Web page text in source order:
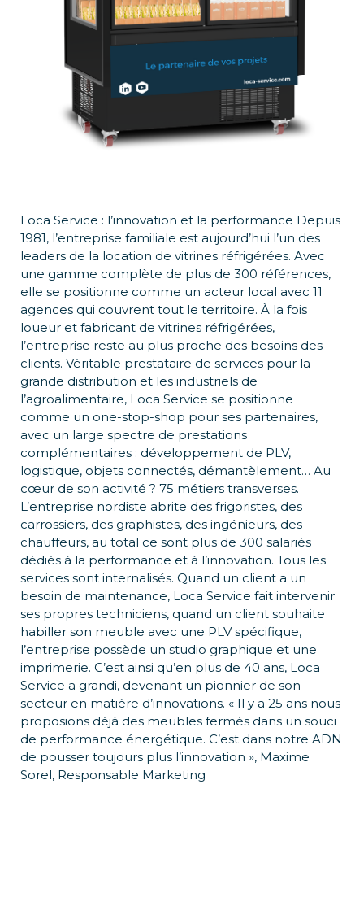
Loca Service : l’innovation et la performance Depuis
1981, l’entreprise familiale est aujourd’hui l’un des
leaders de la location de vitrines réfrigérées. Avec
une gamme complète de plus de 300 références,
elle se positionne comme un acteur local avec 11
agences qui couvrent tout le territoire. À la fois
loueur et fabricant de vitrines réfrigérées,
l’entreprise reste au plus proche des besoins des
clients. Véritable prestataire de services pour la
grande distribution et les industriels de
l’agroalimentaire, Loca Service se positionne
comme un one-stop-shop pour ses partenaires,
avec un large spectre de prestations
complémentaires : développement de PLV,
logistique, objets connectés, démantèlement… Au
cœur de son activité ? 75 métiers transverses.
L’entreprise nordiste abrite des frigoristes, des
carrossiers, des graphistes, des ingénieurs, des
chauffeurs, au total ce sont plus de 300 salariés
dédiés à la performance et à l’innovation. Tous les
services sont internalisés. Quand un client a un
besoin de maintenance, Loca Service fait intervenir
ses propres techniciens, quand un client souhaite
habiller son meuble avec une PLV spécifique,
l’entreprise possède un studio graphique et une
imprimerie. C’est ainsi qu’en plus de 40 ans, Loca
Service a grandi, devenant un pionnier de son
secteur en matière d’innovations. « Il y a 25 ans nous
proposions déjà des meubles fermés dans un souci
de performance énergétique. C’est dans notre ADN
de pousser toujours plus l’innovation », Maxime
Sorel, Responsable Marketing